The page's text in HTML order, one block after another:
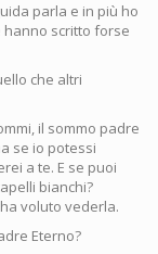
parla e in più ho
hanno scritto forse
che altri
il sommo padre
se io potessi
a te. E se puoi
bianchi?
voluto vederla.
Eterno?